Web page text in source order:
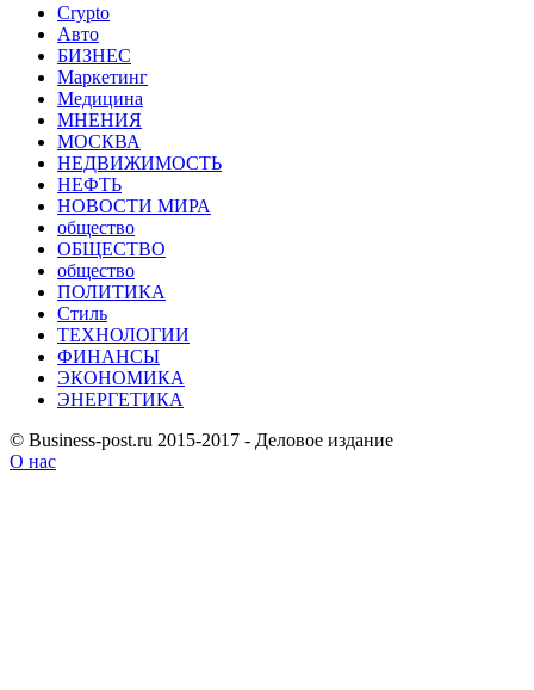
Crypto
Авто
БИЗНЕС
Маркетинг
Медицина
МНЕНИЯ
МОСКВА
НЕДВИЖИМОСТЬ
НЕФТЬ
НОВОСТИ МИРА
общество
ОБЩЕСТВО
общество
ПОЛИТИКА
Стиль
ТЕХНОЛОГИИ
ФИНАНСЫ
ЭКОНОМИКА
ЭНЕРГЕТИКА
© Business-post.ru 2015-2017 - Деловое издание
О нас